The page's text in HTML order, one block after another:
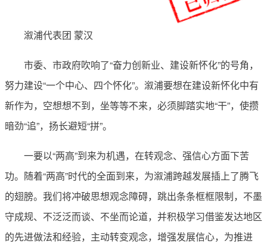
溆浦代表团 蒙汉
市委、市政府吹响了“奋力创新业、建设新怀化”的号角，
努力建设“一个中心、四个怀化”。溆浦要想在建设新怀化中有
新作为，空想想不到，坐等等不来，必须脚踏实地“干”，使攒
暗劲“追”，扬长避短“拼”。
一要以“两高”到来为机遇，在转观念、强信心方面下苦
功。随着“两高”时代的全面到来，为溆浦跨越发展插上了腾飞
的翅膀。我们将冲破思想观念障碍，跳出条条框框限制，不墨
守成规、不泛泛而谈、不坐而论道，并积极学习借鉴发达地区
的先进做法和经验，主动转变观念，增强发展信心，为推进